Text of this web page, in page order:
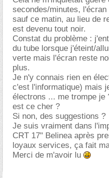
secondes/minutes,
sauf ce matin, au lieu de
est devenu tout noir.
Constat du problème :
du tube lorsque j'éteint/
verte mais l'écran reste
plus.
Je n'y connais rien en
c'est l'informatique) mais
électrons ... me trompe je
est ce cher ?
Si non, des suggestions ?
Je suis vraiment dans
CRT 17" Belinea après
loyaux services, ça fait
Merci de m'avoir lu